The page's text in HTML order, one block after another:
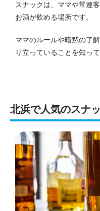
スナックは、ママや常連
お酒が飲める場所です。
ママのルールや暗黙の了
り立っていることを知っ
北浜で人気のスナ